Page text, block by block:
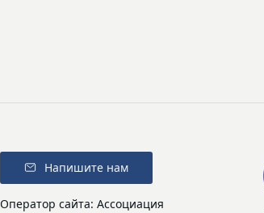
Напишите нам
Оператор сайта: Ассоциация